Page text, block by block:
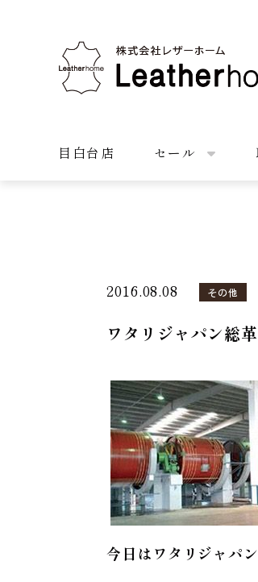
株式会社レザーホーム
目白台店 セール
2016.08.08 その他
ワタリジャパン総
今日はワタリジャパ